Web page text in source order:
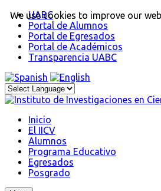
UABC
Portal de Alumnos
Portal de Egresados
Portal de Académicos
Transparencia UABC
Inicio
El IICV
Alumnos
Programa Educativo
Egresados
Posgrado
We use cookies to improve our